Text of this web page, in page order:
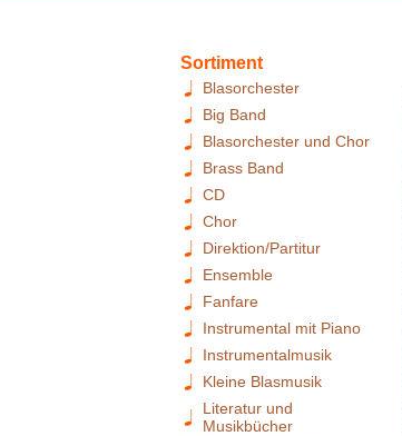
Sortiment
Blasorchester
Big Band
Blasorchester und Chor
Brass Band
CD
Chor
Direktion/Partitur
Ensemble
Fanfare
Instrumental mit Piano
Instrumentalmusik
Kleine Blasmusik
Literatur und
Musikbücher